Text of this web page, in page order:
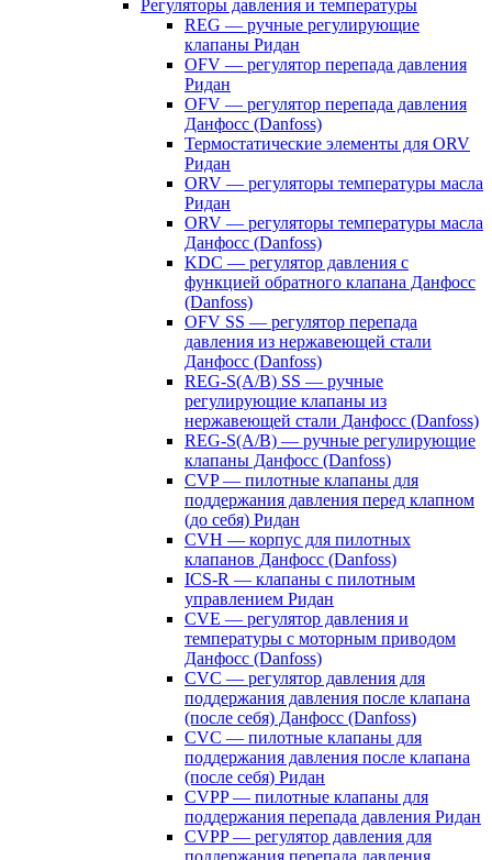
Регуляторы давления и температуры
REG — ручные регулирующие
клапаны Ридан
OFV — регулятор перепада давления
Ридан
OFV — регулятор перепада давления
Данфосс (Danfoss)
Термостатические элементы для ORV
Ридан
ORV — регуляторы температуры масла
Ридан
ORV — регуляторы температуры масла
Данфосс (Danfoss)
KDC — регулятор давления с
функцией обратного клапана Данфосс
(Danfoss)
OFV SS — регулятор перепада
давления из нержавеющей стали
Данфосс (Danfoss)
REG-S(A/B) SS — ручные
регулирующие клапаны из
нержавеющей стали Данфосс (Danfoss)
REG-S(A/B) — ручные регулирующие
клапаны Данфосс (Danfoss)
CVP — пилотные клапаны для
поддержания давления перед клапном
(до себя) Ридан
CVH — корпус для пилотных
клапанов Данфосс (Danfoss)
ICS-R — клапаны с пилотным
управлением Ридан
CVE — регулятор давления и
температуры с моторным приводом
Данфосс (Danfoss)
CVС — регулятор давления для
поддержания давления после клапана
(после себя) Данфосс (Danfoss)
CVС — пилотные клапаны для
поддержания давления после клапана
(после себя) Ридан
CVPP — пилотные клапаны для
поддержания перепада давления Ридан
CVPP — регулятор давления для
поддержания перепада давления